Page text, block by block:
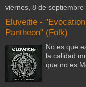
viernes, 8 de septiembre
Eluveitie -
Pantheon" (Folk)
No es que
la calidad
que no es